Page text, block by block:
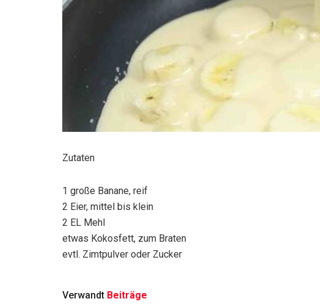
Zutaten
1 große Banane, reif
2 Eier, mittel bis klein
2 EL Mehl
etwas Kokosfett, zum Braten
evtl. Zimtpulver oder Zucker
Verwandt Beiträge